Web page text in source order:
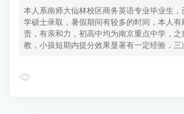
本人系南师大仙林校区商务英语专业毕业生
学硕士录取，暑假期间有较多的时间，本人有
责，有亲和力，初高中均为南京重点中学，之
教，小孩短期内提分效果显著有一定经验，三